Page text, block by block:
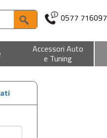
0577 716097
Accessori Auto
e Tuning